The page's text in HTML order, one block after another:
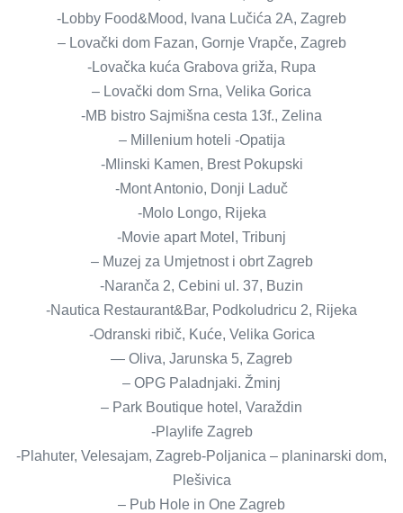
-Lobby Food&Mood, Ivana Lučića 2A, Zagreb
– Lovački dom Fazan, Gornje Vrapče, Zagreb
-Lovačka kuća Grabova griža, Rupa
– Lovački dom Srna, Velika Gorica
-MB bistro Sajmišna cesta 13f., Zelina
– Millenium hoteli -Opatija
-Mlinski Kamen, Brest Pokupski
-Mont Antonio, Donji Laduč
-Molo Longo, Rijeka
-Movie apart Motel, Tribunj
– Muzej za Umjetnost i obrt Zagreb
-Naranča 2, Cebini ul. 37, Buzin
-Nautica Restaurant&Bar, Podkoludricu 2, Rijeka
-Odranski ribič, Kuće, Velika Gorica
— Oliva, Jarunska 5, Zagreb
– OPG Paladnjaki. Žminj
– Park Boutique hotel, Varaždin
-Playlife Zagreb
-Plahuter, Velesajam, Zagreb-Poljanica – planinarski dom,
Plešivica
– Pub Hole in One Zagreb